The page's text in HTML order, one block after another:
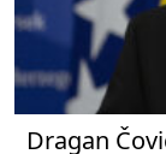
Dragan